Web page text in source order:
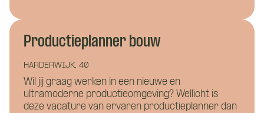
Productieplanner bouw
HARDERWIJK, 40
Wil jij graag werken in een nieuwe en
ultramoderne productieomgeving? Wellicht is
deze vacature van ervaren productieplanner dan
Hoe kunnen we je bereiken?
Telefoonnummer*